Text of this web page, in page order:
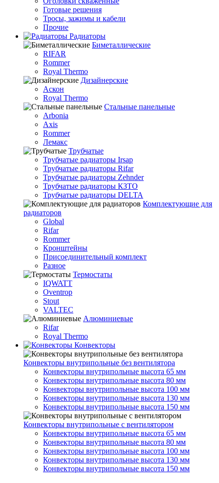
Готовые решения
Тросы, зажимы и кабели
Прочие
Радиаторы
Биметаллические
RIFAR
Rommer
Royal Thermo
Дизайнерские
Аскон
Royal Thermo
Стальные панельные
Arbonia
Axis
Rommer
Лемакс
Трубчатые
Трубчатые радиаторы Irsap
Трубчатые радиаторы Rifar
Трубчатые радиаторы Zehnder
Трубчатые радиаторы КЗТО
Трубчатые радиаторы DELTA
Комплектующие для
радиаторов
Global
Rifar
Rommer
Кронштейны
Присоединительный комплект
Разное
Термостаты
IQWATT
Oventrop
Stout
VALTEC
Алюминиевые
Rifar
Royal Thermo
Конвекторы
Конвекторы внутрипольные без вентилятора
Конвекторы внутрипольные высота 65 мм
Конвекторы внутрипольные высота 80 мм
Конвекторы внутрипольные высота 100 мм
Конвекторы внутрипольные высота 130 мм
Конвекторы внутрипольные высота 150 мм
Конвекторы внутрипольные с вентилятором
Конвекторы внутрипольные высота 65 мм
Конвекторы внутрипольные высота 80 мм
Конвекторы внутрипольные высота 100 мм
Конвекторы внутрипольные высота 130 мм
Конвекторы внутрипольные высота 150 мм